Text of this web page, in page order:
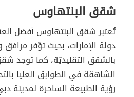
شقق البنتهاوس
تُعتبر شقق البنتهاوس أفضل
دولة الإمارات، بحيث توّفر
بالشقق التقليديّة، كما توجد
الشاهقة في الطوابق العليا
رؤية الطبيعة الساحرة لمدينة